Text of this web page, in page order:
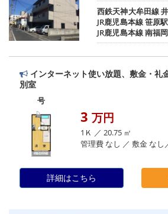
西鉄天神大牟田線
JR鹿児島本線笹原駅
JR鹿児島本線南福
インターネット使い放題、敷金・礼
別室
号
3 万円
1Ｋ ／ 20.75 ㎡
管理費 なし ／ 敷金 なし
詳細はこちら